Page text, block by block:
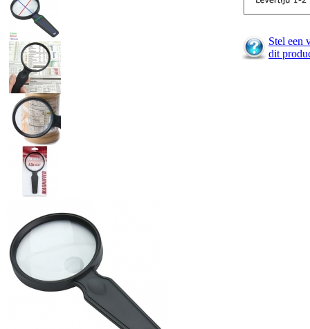
Stel een
dit